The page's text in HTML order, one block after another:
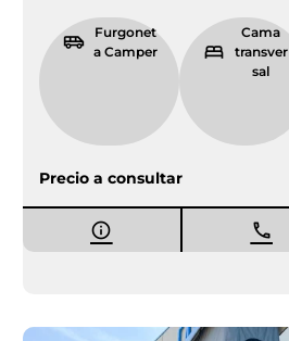
Furgonet
a Camper
Cama
transver
sal
Precio a consultar